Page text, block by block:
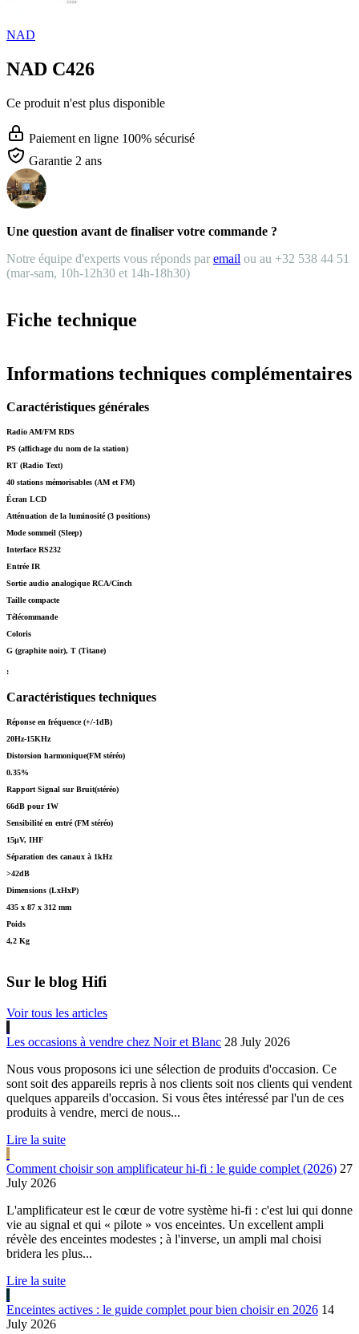
NAD
NAD C426
Ce produit n'est plus disponible
Paiement en ligne 100% sécurisé
Garantie 2 ans
Une question avant de finaliser votre commande ?
Notre équipe d'experts vous réponds par email ou au +32 538 44 51
(mar-sam, 10h-12h30 et 14h-18h30)
Fiche technique
Informations techniques complémentaires
Caractéristiques générales
Radio AM/FM RDS
PS (affichage du nom de la station)
RT (Radio Text)
40 stations mémorisables (AM et FM)
Écran LCD
Atténuation de la luminosité (3 positions)
Mode sommeil (Sleep)
Interface RS232
Entrée IR
Sortie audio analogique RCA/Cinch
Taille compacte
Télécommande
Coloris
G (graphite noir), T (Titane)
:
Caractéristiques techniques
Réponse en fréquence (+/-1dB)
20Hz-15KHz
Distorsion harmonique(FM stéréo)
0.35%
Rapport Signal sur Bruit(stéréo)
66dB pour 1W
Sensibilité en entré (FM stéréo)
15μV, IHF
Séparation des canaux à 1kHz
>42dB
Dimensions (LxHxP)
435 x 87 x 312 mm
Poids
4,2 Kg
Sur le blog Hifi
Voir tous les articles
Les occasions à vendre chez Noir et Blanc 28 July 2026
Nous vous proposons ici une sélection de produits d'occasion. Ce
sont soit des appareils repris à nos clients soit nos clients qui vendent
quelques appareils d'occasion. Si vous êtes intéressé par l'un de ces
produits à vendre, merci de nous...
Lire la suite
Comment choisir son amplificateur hi-fi : le guide complet (2026) 27
July 2026
L'amplificateur est le cœur de votre système hi-fi : c'est lui qui donne
vie au signal et qui « pilote » vos enceintes. Un excellent ampli
révèle des enceintes modestes ; à l'inverse, un ampli mal choisi
bridera les plus...
Lire la suite
Enceintes actives : le guide complet pour bien choisir en 2026 14
July 2026